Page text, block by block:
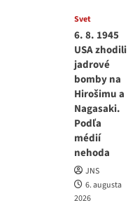
Svet
6. 8. 1945
USA zhodili
jadrové
bomby na
Hirošimu a
Nagasaki.
Podľa
médií
nehoda
JNS
6. augusta
2026